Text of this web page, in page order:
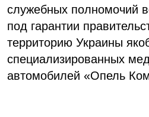
служебных полномочий
под гарантии
территорию Украины
специализированных
автомобилей «Опель